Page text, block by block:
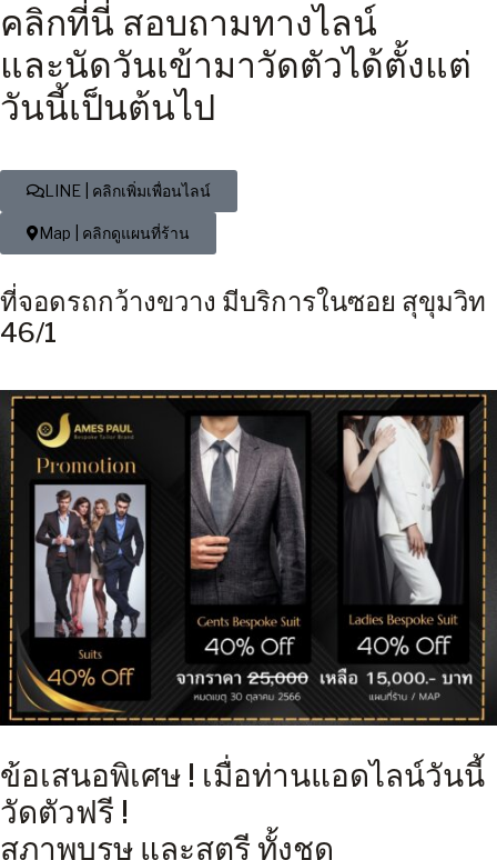
คลิกที่นี่ สอบถามทางไลน์
และนัดวันเข้ามาวัดตัวได้ตั้งแต่
วันนี้เป็นต้นไป
LINE | คลิกเพิ่มเพื่อนไลน์
Map | คลิกดูแผนที่ร้าน
ที่จอดรถกว้างขวาง มีบริการในซอย สุขุมวิท
46/1
ข้อเสนอพิเศษ ! เมื่อท่านแอดไลน์วันนี้
วัดตัวฟรี !
สุภาพบุรุษ และสตรี ทั้งชุด